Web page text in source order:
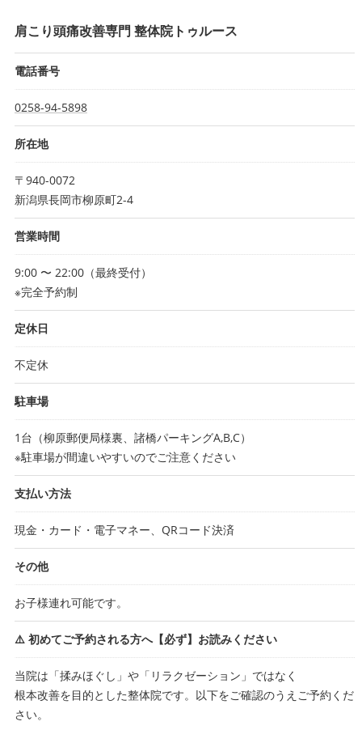
肩こり頭痛改善専門 整体院トゥルース
電話番号
0258-94-5898
所在地
〒940-0072
新潟県長岡市柳原町2-4
営業時間
9:00 〜 22:00（最終受付）
※完全予約制
定休日
不定休
駐車場
1台（柳原郵便局様裏、諸橋パーキングA,B,C）
※駐車場が間違いやすいのでご注意ください
支払い方法
現金・カード・電子マネー、QRコード決済
その他
お子様連れ可能です。
⚠️ 初めてご予約される方へ【必ず】お読みください
当院は「揉みほぐし」や「リラクゼーション」ではなく
根本改善を目的とした整体院です。以下をご確認のうえご予約くだ
さい。